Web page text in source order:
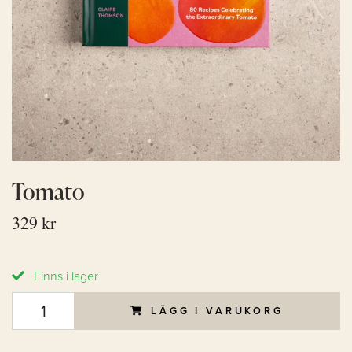
Tomato
329 kr
Finns i lager
LÄGG I VARUKORG